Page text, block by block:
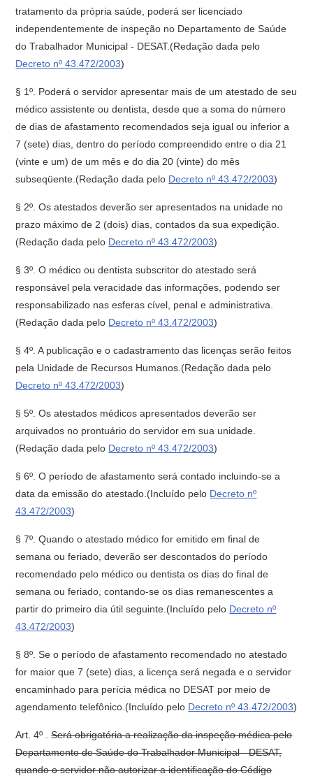
tratamento da própria saúde, poderá ser licenciado
independentemente de inspeção no Departamento de Saúde
do Trabalhador Municipal - DESAT.(Redação dada pelo
Decreto nº 43.472/2003)
§ 1º. Poderá o servidor apresentar mais de um atestado de seu
médico assistente ou dentista, desde que a soma do número
de dias de afastamento recomendados seja igual ou inferior a
7 (sete) dias, dentro do período compreendido entre o dia 21
(vinte e um) de um mês e do dia 20 (vinte) do mês
subseqüente.(Redação dada pelo Decreto nº 43.472/2003)
§ 2º. Os atestados deverão ser apresentados na unidade no
prazo máximo de 2 (dois) dias, contados da sua expedição.
(Redação dada pelo Decreto nº 43.472/2003)
§ 3º. O médico ou dentista subscritor do atestado será
responsável pela veracidade das informações, podendo ser
responsabilizado nas esferas cível, penal e administrativa.
(Redação dada pelo Decreto nº 43.472/2003)
§ 4º. A publicação e o cadastramento das licenças serão feitos
pela Unidade de Recursos Humanos.(Redação dada pelo
Decreto nº 43.472/2003)
§ 5º. Os atestados médicos apresentados deverão ser
arquivados no prontuário do servidor em sua unidade.
(Redação dada pelo Decreto nº 43.472/2003)
§ 6º. O período de afastamento será contado incluindo-se a
data da emissão do atestado.(Incluído pelo Decreto nº
43.472/2003)
§ 7º. Quando o atestado médico for emitido em final de
semana ou feriado, deverão ser descontados do período
recomendado pelo médico ou dentista os dias do final de
semana ou feriado, contando-se os dias remanescentes a
partir do primeiro dia útil seguinte.(Incluído pelo Decreto nº
43.472/2003)
§ 8º. Se o período de afastamento recomendado no atestado
for maior que 7 (sete) dias, a licença será negada e o servidor
encaminhado para perícia médica no DESAT por meio de
agendamento telefônico.(Incluído pelo Decreto nº 43.472/2003)
Art. 4º .Será obrigatória a realização da inspeção médica pelo
Departamento de Saúde do Trabalhador Municipal - DESAT,
quando o servidor não autorizar a identificação do Código